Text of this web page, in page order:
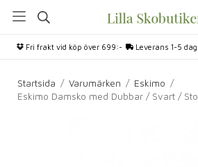
Fri frakt vid köp över 699:- Leverans 1-5
Startsida / Varumärken / Eskimo /
Eskimo Damsko med Dubbar / Svart /